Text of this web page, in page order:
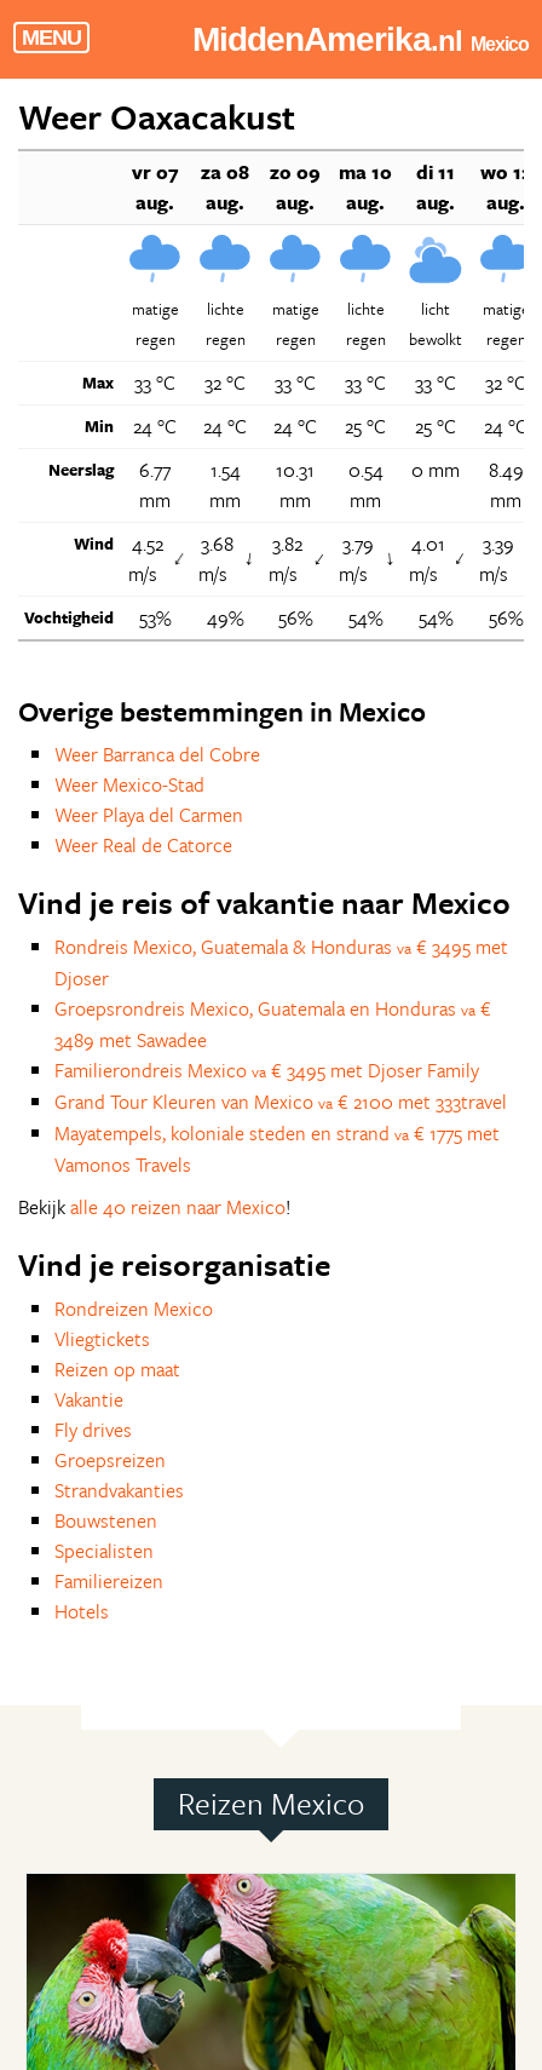
MENU MiddenAmerika.nl Mexico
Weer Oaxacakust
vr 07
aug.
za 08
aug.
zo 09
aug.
ma 10
aug.
di 11
aug.
wo 12
aug.
matige
regen
lichte
regen
matige
regen
lichte
regen
licht
bewolkt
matige
regen
Max
33 °C 32 °C 33 °C 33 °C 33 °C 32 °C
Min 24 °C 24 °C 24 °C 25 °C 25 °C 24 °C
Neerslag
6.77
mm
1.54
mm
10.31
mm
0.54
mm
0 mm
8.49
mm
Wind
4.52
m/s
↑
3.68
m/s
↑
3.82
m/s
↑
3.79
m/s
↑
4.01
m/s
↑
3.39
m/s
Vochtigheid 53% 49% 56% 54% 54% 56%
Overige bestemmingen in Mexico
Weer Barranca del Cobre
Weer Mexico-Stad
Weer Playa del Carmen
Weer Real de Catorce
Vind je reis of vakantie naar Mexico
Rondreis Mexico, Guatemala & Honduras va € 3495 met
Djoser
Groepsrondreis Mexico, Guatemala en Honduras va €
3489 met Sawadee
Familierondreis Mexico va € 3495 met Djoser Family
Grand Tour Kleuren van Mexico va € 2100 met 333travel
Mayatempels, koloniale steden en strand va € 1775 met
Vamonos Travels
Bekijkalle 40 reizen naar Mexico!
Vind je reisorganisatie
Rondreizen Mexico
Vliegtickets
Reizen op maat
Vakantie
Fly drives
Groepsreizen
Strandvakanties
Bouwstenen
Specialisten
Familiereizen
Hotels
Reizen Mexico